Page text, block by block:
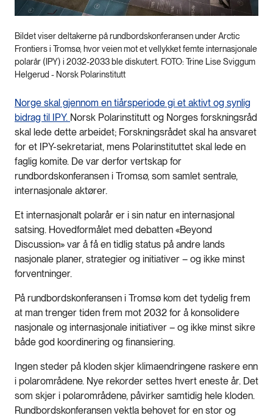
Bildet viser deltakerne på rundbordskonferansen under Arctic
Frontiers i Tromsø, hvor veien mot et vellykket femte internasjonale
polarår (IPY) i 2032-2033 ble diskutert. FOTO: Trine Lise Sviggum
Helgerud - Norsk Polarinstitutt
Norge skal gjennom en tiårsperiode gi et aktivt og synlig
bidrag til IPY. Norsk Polarinstitutt og Norges forskningsråd
skal lede dette arbeidet; Forskningsrådet skal ha ansvaret
for et IPY-sekretariat, mens Polarinstituttet skal lede en
faglig komite. De var derfor vertskap for
rundbordskonferansen i Tromsø, som samlet sentrale,
internasjonale aktører.
Et internasjonalt polarår er i sin natur en internasjonal
satsing. Hovedformålet med debatten «Beyond
Discussion» var å få en tidlig status på andre lands
nasjonale planer, strategier og initiativer – og ikke minst
forventninger.
På rundbordskonferansen i Tromsø kom det tydelig frem
at man trenger tiden frem mot 2032 for å konsolidere
nasjonale og internasjonale initiativer – og ikke minst sikre
både god koordinering og finansiering.
Ingen steder på kloden skjer klimaendringene raskere enn
i polarområdene. Nye rekorder settes hvert eneste år. Det
som skjer i polarområdene, påvirker samtidig hele kloden.
Rundbordskonferansen vektla behovet for en stor og